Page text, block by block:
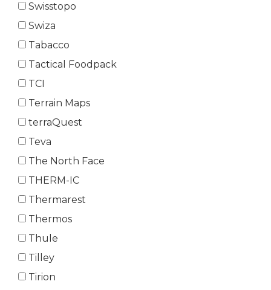
Swisstopo
Swiza
Tabacco
Tactical Foodpack
TCI
Terrain Maps
terraQuest
Teva
The North Face
THERM-IC
Thermarest
Thermos
Thule
Tilley
Tirion